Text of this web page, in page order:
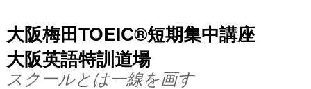
大阪梅田TOEIC®短期集中講座
大阪英語特訓道場
スクールとは一線を画す